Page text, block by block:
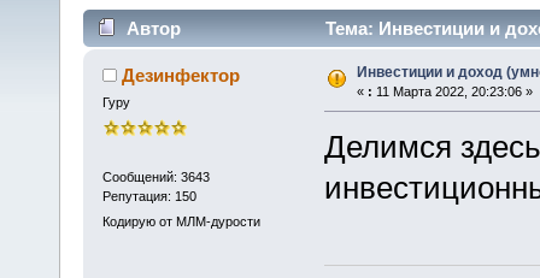
Автор Тема: Инвестиции и
Дезинфектор
Гуру
Сообщений: 3643
Репутация: 150
Кодирую от МЛМ-дурости
Инвестиции и доход
« : 11 Марта 2022, 20:23:06 »
Делимся